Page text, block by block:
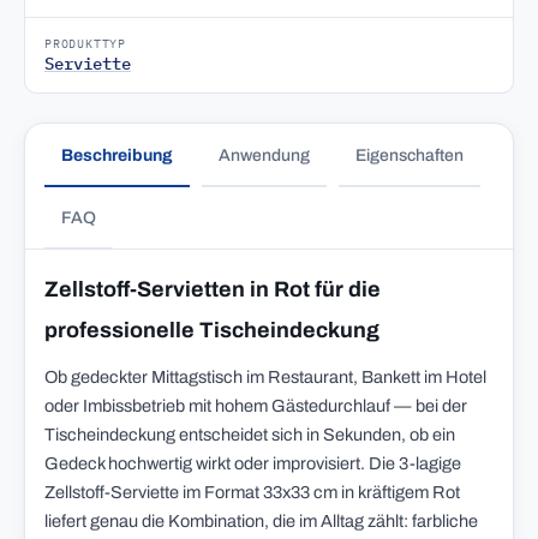
PRODUKTTYP
Serviette
Beschreibung Anwendung Eigenschaften
FAQ
Zellstoff-Servietten in Rot für die
professionelle Tischeindeckung
Ob gedeckter Mittagstisch im Restaurant, Bankett im Hotel
oder Imbissbetrieb mit hohem Gästedurchlauf — bei der
Tischeindeckung entscheidet sich in Sekunden, ob ein
Gedeck hochwertig wirkt oder improvisiert. Die 3-lagige
Zellstoff-Serviette im Format 33x33 cm in kräftigem Rot
liefert genau die Kombination, die im Alltag zählt: farbliche